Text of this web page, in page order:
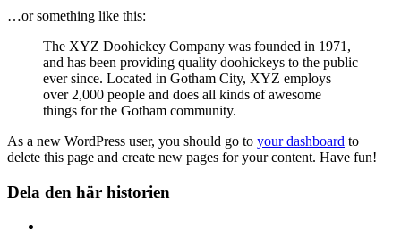
…or something like this:
The XYZ Doohickey Company was founded in 1971,
and has been providing quality doohickeys to the public
ever since. Located in Gotham City, XYZ employs
over 2,000 people and does all kinds of awesome
things for the Gotham community.
As a new WordPress user, you should go to your dashboard to
delete this page and create new pages for your content. Have fun!
Dela den här historien